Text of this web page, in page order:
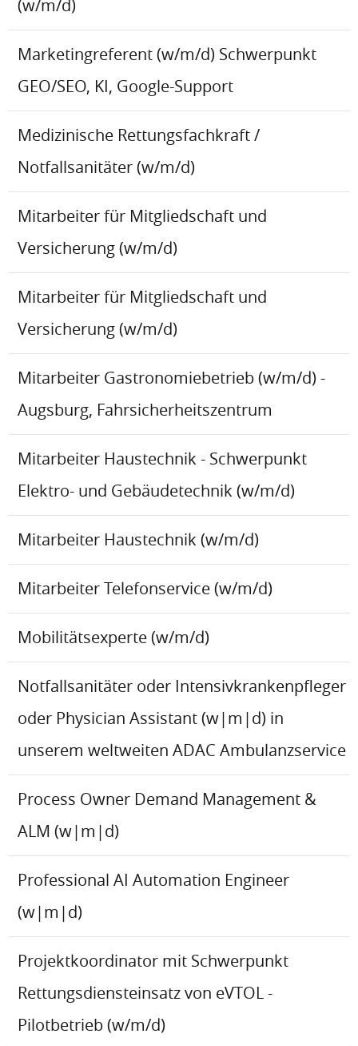
(w/m/d)
Marketingreferent (w/m/d) Schwerpunkt
GEO/SEO, KI, Google-Support
Medizinische Rettungsfachkraft /
Notfallsanitäter (w/m/d)
Mitarbeiter für Mitgliedschaft und
Versicherung (w/m/d)
Mitarbeiter für Mitgliedschaft und
Versicherung (w/m/d)
Mitarbeiter Gastronomiebetrieb (w/m/d) -
Augsburg, Fahrsicherheitszentrum
Mitarbeiter Haustechnik - Schwerpunkt
Elektro- und Gebäudetechnik (w/m/d)
Mitarbeiter Haustechnik (w/m/d)
Mitarbeiter Telefonservice (w/m/d)
Mobilitätsexperte (w/m/d)
Notfallsanitäter oder Intensivkrankenpfleger
oder Physician Assistant (w|m|d) in
unserem weltweiten ADAC Ambulanzservice
Process Owner Demand Management &
ALM (w|m|d)
Professional AI Automation Engineer
(w|m|d)
Projektkoordinator mit Schwerpunkt
Rettungsdiensteinsatz von eVTOL -
Pilotbetrieb (w/m/d)